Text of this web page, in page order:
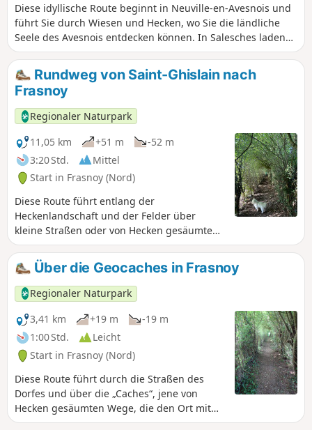
Diese idyllische Route beginnt in Neuville-en-Avesnois und
führt Sie durch Wiesen und Hecken, wo Sie die ländliche
Seele des Avesnois entdecken können. In Salesches laden
der Gemeindeweiher und seine friedlichen Ufer zu einer
ersten besinnlichen Pause ein. Auf dem Weg nach Poix-du-
Nord verleihen Fachwerkbauernhöfe und restaurierte
Waschhäuser der Strecke einen Hauch von Authentizität. An
jeder Wegbiegung komponieren Vogelgesang und das
Plätschern der Bäche ein wechselhaftes ländliches Bild. Der
Weg führt weiter bis nach Vendegies-aux-Bois, wo der
Laubwald geheime Pfade und wilde Lichtungen bildet. Dort,
zwischen Farnen und jahrhundertealten Baumstämmen,
endet dieser Spaziergang, reich an idyllischen
Erinnerungen.
Rundweg von Saint-Ghislain nach
Frasnoy
Regionaler Naturpark
11,05 km
+51 m
-52 m
3:20 Std.
Mittel
Start in Frasnoy (Nord)
Diese Route führt entlang der
Heckenlandschaft und der Felder über
kleine Straßen oder von Hecken gesäumte
Wege. Anmerkung des Moderators vom
06.07.2021: Achtung! Mögliche Gefahr auf
diesem Weg, der von Stacheldraht
durchzogen ist, siehe Hinweise weiter
unten.
Über die Geocaches in Frasnoy
Regionaler Naturpark
3,41 km
+19 m
-19 m
1:00 Std.
Leicht
Start in Frasnoy (Nord)
Diese Route führt durch die Straßen des
Dorfes und über die „Caches“, jene von
Hecken gesäumten Wege, die den Ort mit
den Weiden verbinden. Die RD 942 wird auf